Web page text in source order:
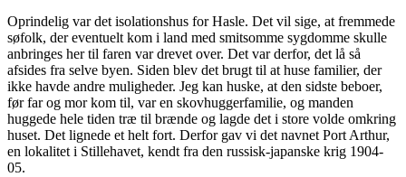
Oprindelig var det isolationshus for Hasle. Det vil sige, at fremmede
søfolk, der eventuelt kom i land med smitsomme sygdomme skulle
anbringes her til faren var drevet over. Det var derfor, det lå så
afsides fra selve byen. Siden blev det brugt til at huse familier, der
ikke havde andre muligheder. Jeg kan huske, at den sidste beboer,
før far og mor kom til, var en skovhuggerfamilie, og manden
huggede hele tiden træ til brænde og lagde det i store volde omkring
huset. Det lignede et helt fort. Derfor gav vi det navnet Port Arthur,
en lokalitet i Stillehavet, kendt fra den russisk-japanske krig 1904-
05.